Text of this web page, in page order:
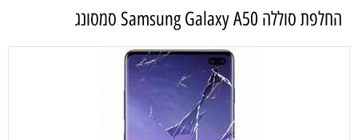
‏החלפת סוללה Samsung Galaxy A50 סמסונג